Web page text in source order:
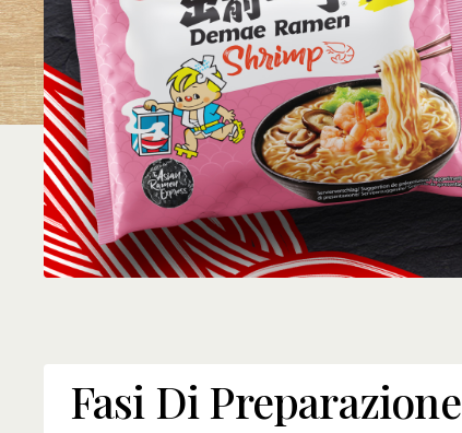
Fasi Di Preparazione